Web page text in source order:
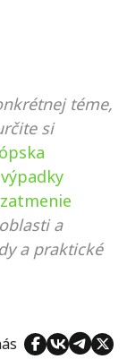
téme,
si
a
a praktické